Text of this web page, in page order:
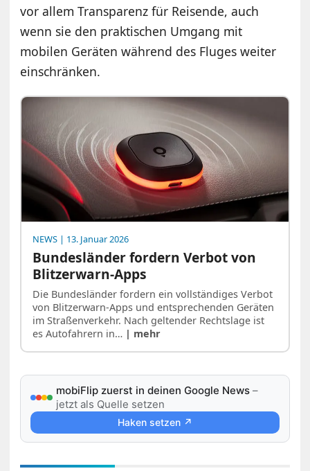
vor allem Transparenz für Reisende, auch
wenn sie den praktischen Umgang mit
mobilen Geräten während des Fluges weiter
einschränken.
NEWS | 13. Januar 2026
Bundesländer fordern Verbot von
Blitzerwarn-Apps
Die Bundesländer fordern ein vollständiges Verbot
von Blitzerwarn-Apps und entsprechenden Geräten
im Straßenverkehr. Nach geltender Rechtslage ist
es Autofahrern in… | mehr
mobiFlip zuerst in deinen Google News –
jetzt als Quelle setzen
Haken setzen ↗